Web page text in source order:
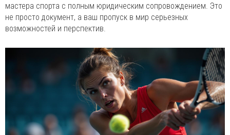
мастера спорта с полным юридическим сопровождением. Это
не просто документ, а ваш пропуск в мир серьезных
возможностей и перспектив.